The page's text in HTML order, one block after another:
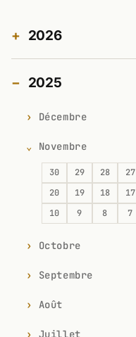
2026
2025
Décembre
Novembre
30 29 28 27
20
19 18 17
10
9 8 7
Octobre
Septembre
Août